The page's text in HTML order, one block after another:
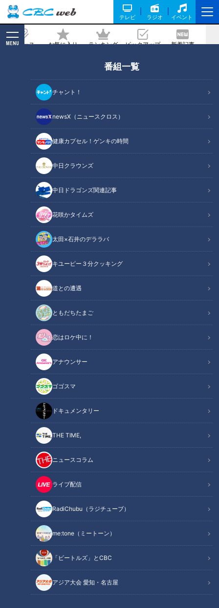
テレビ ラジオ イベント
ニュース お気に入り ランキング ピックアップ 新着記事
MENU
番組一覧
チャント！
newsX（ニュースクロス）
健康カプセル！ゲンキの時間
中日クラウンズ
中日ドラゴンズ関連記事
花咲かタイムズ
太田×石井のデララバ
キユーピー３分クッキング
道との遭遇
ともだちたまご
恋はロケ中に！
アナウンサー
ゴゴスマ
ドキュメンタリー
THE TIME,
ニュースコラム
ライブ配信
RadiChubu（ラジチューブ）
me:tone（ミートーン）
「ビートルズ」とCBC
アジア大会 愛知・名古屋
「野付半島」の知られざる歴史を道から
紐解く旅
記事に戻る
CBCテレビ『道との遭遇』
この記事の画像 （全7枚）
記事に戻る
この記事を見たあなたへのおすすめ
【北海道】最果て・野付半島の
立入禁止エリアでまさかの…
【道との遭遇】
号」の歴史を紐解く旅